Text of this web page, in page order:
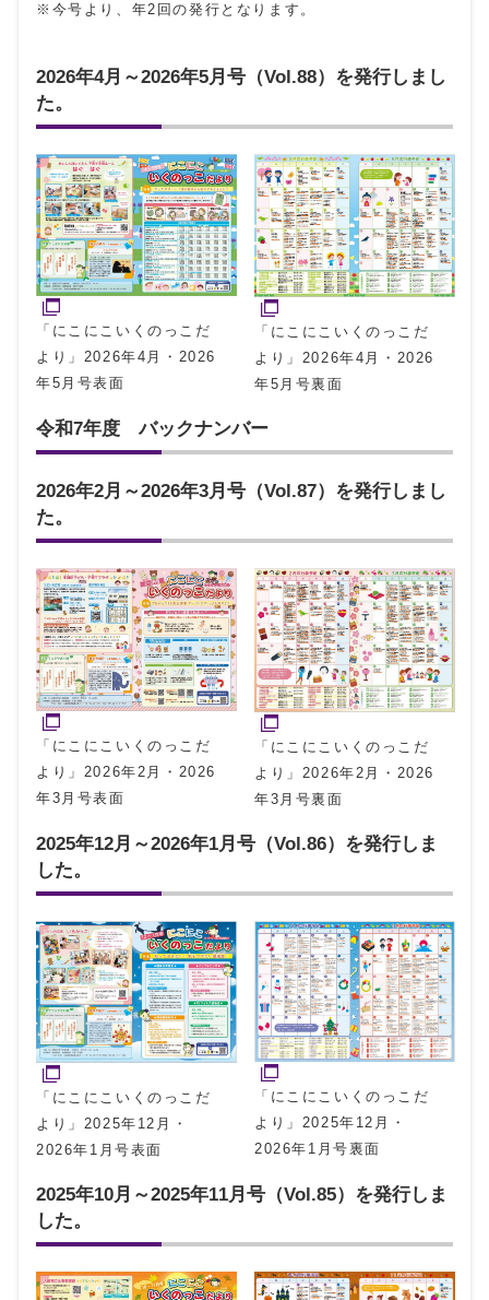
※今号より、年2回の発行となります。
2026年4月～2026年5月号（Vol.88）を発行しまし
た。
「にこにこいくのっこだ
より」2026年4月・2026
年5月号表面
「にこにこいくのっこだ
より」2026年4月・2026
年5月号裏面
令和7年度 バックナンバー
2026年2月～2026年3月号（Vol.87）を発行しまし
た。
「にこにこいくのっこだ
より」2026年2月・2026
年3月号表面
「にこにこいくのっこだ
より」2026年2月・2026
年3月号裏面
2025年12月～2026年1月号（Vol.86）を発行しま
した。
「にこにこいくのっこだ
より」2025年12月・
2026年1月号表面
「にこにこいくのっこだ
より」2025年12月・
2026年1月号裏面
2025年10月～2025年11月号（Vol.85）を発行しま
した。